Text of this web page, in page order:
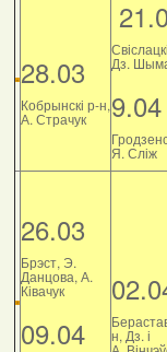
28.03
Кобрынскі р-н,
А. Страчук
Дз.
9.04
Я. Сліж
26.03
Брэст, Э.
Данцова, А.
Ківачук
09.04 н, Дз. і